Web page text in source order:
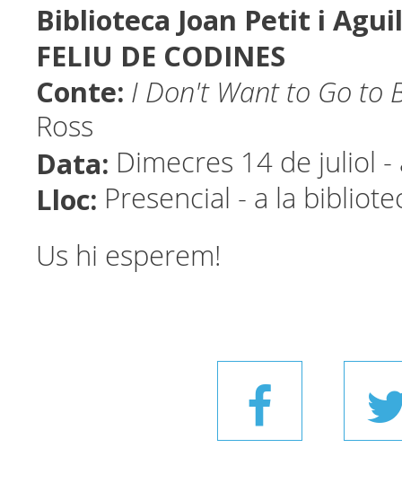
Biblioteca Joan Petit i
FELIU DE CODINES
Conte: I Don't Want to Go to
Ross
Data: Dimecres 14 de juliol
Lloc: Presencial - a la
Us hi esperem!